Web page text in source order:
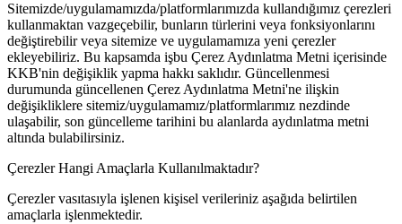
Sitemizde/uygulamamızda/platformlarımızda kullandığımız çerezleri
kullanmaktan vazgeçebilir, bunların türlerini veya fonksiyonlarını
değiştirebilir veya sitemize ve uygulamamıza yeni çerezler
ekleyebiliriz. Bu kapsamda işbu Çerez Aydınlatma Metni içerisinde
KKB'nin değişiklik yapma hakkı saklıdır. Güncellenmesi
durumunda güncellenen Çerez Aydınlatma Metni'ne ilişkin
değişikliklere sitemiz/uygulamamız/platformlarımız nezdinde
ulaşabilir, son güncelleme tarihini bu alanlarda aydınlatma metni
altında bulabilirsiniz.
Çerezler Hangi Amaçlarla Kullanılmaktadır?
Çerezler vasıtasıyla işlenen kişisel verileriniz aşağıda belirtilen
amaçlarla işlenmektedir.